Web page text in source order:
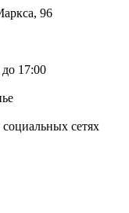
96
17:00
сетях